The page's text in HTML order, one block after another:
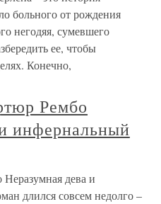
больного от рождения
негодяя, сумевшего
ее, чтобы
Конечно,
Рембо
инфернальный
дева и
длился совсем недолго –